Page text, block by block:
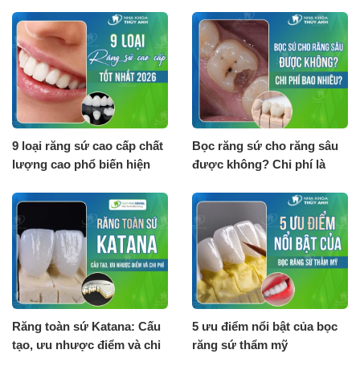
9 loại răng sứ cao cấp chất
lượng cao phổ biến hiện
Bọc răng sứ cho răng sâu
được không? Chi phí là
Răng toàn sứ Katana: Cấu
tạo, ưu nhược điểm và chi
5 ưu điểm nổi bật của bọc
răng sứ thẩm mỹ